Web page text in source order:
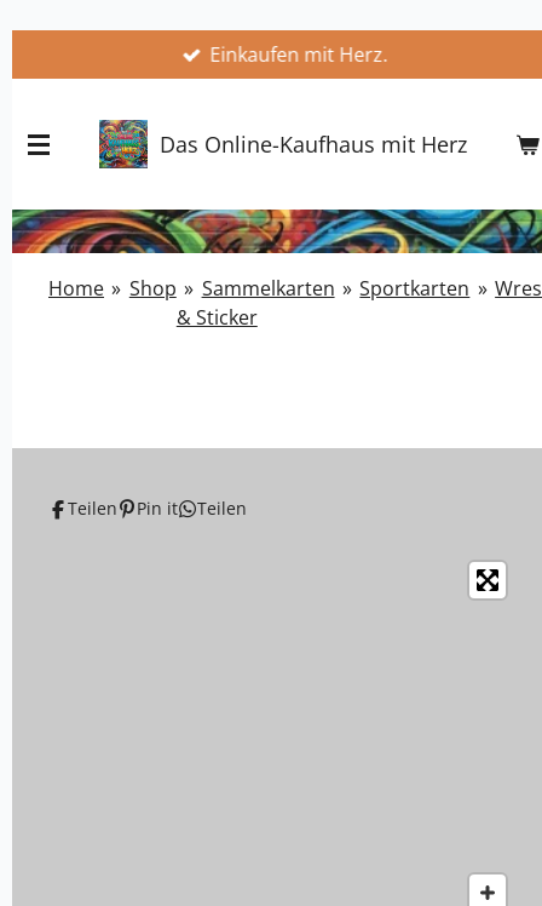
springen
Einkaufen mit Herz.
Das Online-Kaufhaus mit Herz
Home » Shop » Sammelkarten
& Sticker
» Sportkarten »
Teilen Pin it Teilen